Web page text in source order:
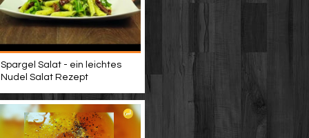
Spargel Salat - ein leichtes
Nudel Salat Rezept